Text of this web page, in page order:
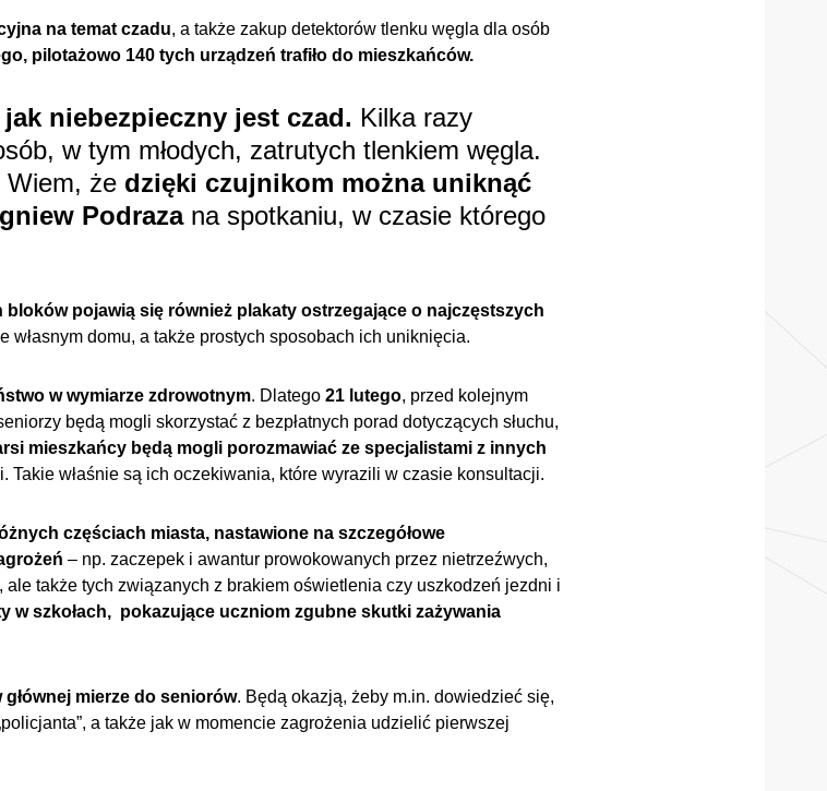
na temat czadu, a także zakup detektorów tlenku węgla dla osób
pilotażowo 140 tych urządzeń trafiło do mieszkańców.
niebezpieczny jest czad. Kilka razy
w tym młodych, zatrutych tlenkiem węgla.
Wiem, że dzięki czujnikom można uniknąć
Podrazana spotkaniu, w czasie którego
pojawią się również plakaty ostrzegające o najczęstszych
własnym domu, a także prostych sposobach ich uniknięcia.
w wymiarze zdrowotnym. Dlatego 21 lutego, przed kolejnym
będą mogli skorzystać z bezpłatnych porad dotyczących słuchu,
mieszkańcy będą mogli porozmawiać ze specjalistami z innych
Takie właśnie są ich oczekiwania, które wyrazili w czasie konsultacji.
częściach miasta, nastawione na szczegółowe
– np. zaczepek i awantur prowokowanych przez nietrzeźwych,
także tych związanych z brakiem oświetlenia czy uszkodzeń jezdni i
w szkołach, pokazujące uczniom zgubne skutki zażywania
mierze do seniorów. Będą okazją, żeby m.in. dowiedzieć się,
a także jak w momencie zagrożenia udzielić pierwszej